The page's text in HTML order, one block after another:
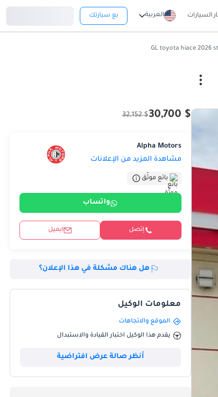
السيارات العربية بع سيارتك
$ 30,700
$ 32,152
Alpha Motors
مشاهدة المزيد من الإعلانات
بائع موثّق
واتساب
إتصل ايميل
هل هناك مشكلة في هذا الإعلان؟
معلومات الوكيل
الموقع والاتجاهات
يقدم هذا الوكيل اختبار القيادة والاستبدال
أنظر صالة عرض افتراضية